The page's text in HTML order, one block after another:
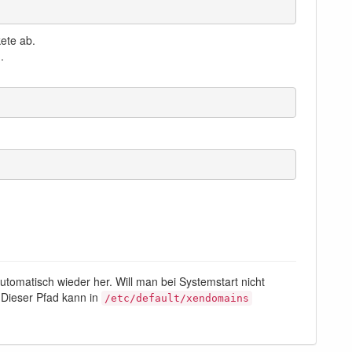
ab.
wieder her. Will man bei Systemstart nicht
Pfad kann in
/etc/default/xendomains